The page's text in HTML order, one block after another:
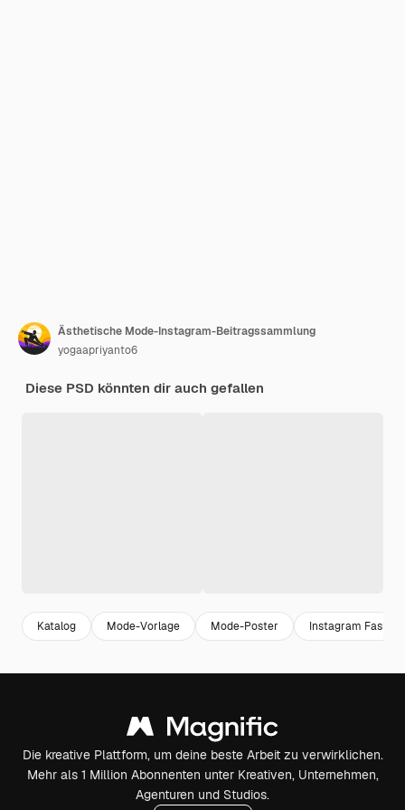
Ästhetische Mode-Instagram-Beitragssammlung
yogaapriyanto6
Diese PSD könnten dir auch gefallen
Katalog Mode-Vorlage Mode-Poster Instagram
Die kreative Plattform, um deine beste Arbeit zu verwirklichen.
Mehr als 1 Million Abonnenten unter Kreativen, Unternehmen,
Agenturen und Studios.